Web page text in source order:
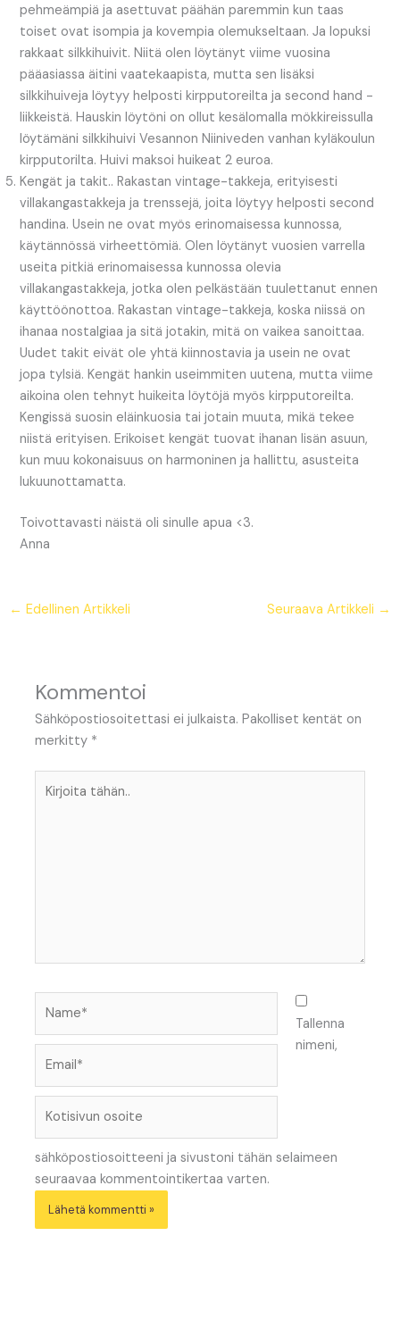
pehmeämpiä ja asettuvat päähän paremmin kun taas
toiset ovat isompia ja kovempia olemukseltaan. Ja lopuksi
rakkaat silkkihuivit. Niitä olen löytänyt viime vuosina
pääasiassa äitini vaatekaapista, mutta sen lisäksi
silkkihuiveja löytyy helposti kirpputoreilta ja second hand -
liikkeistä. Hauskin löytöni on ollut kesälomalla mökkireissulla
löytämäni silkkihuivi Vesannon Niiniveden vanhan kyläkoulun
kirpputorilta. Huivi maksoi huikeat 2 euroa.
Kengät ja takit.. Rakastan vintage-takkeja, erityisesti
villakangastakkeja ja trenssejä, joita löytyy helposti second
handina. Usein ne ovat myös erinomaisessa kunnossa,
käytännössä virheettömiä. Olen löytänyt vuosien varrella
useita pitkiä erinomaisessa kunnossa olevia
villakangastakkeja, jotka olen pelkästään tuulettanut ennen
käyttöönottoa. Rakastan vintage-takkeja, koska niissä on
ihanaa nostalgiaa ja sitä jotakin, mitä on vaikea sanoittaa.
Uudet takit eivät ole yhtä kiinnostavia ja usein ne ovat
jopa tylsiä. Kengät hankin useimmiten uutena, mutta viime
aikoina olen tehnyt huikeita löytöjä myös kirpputoreilta.
Kengissä suosin eläinkuosia tai jotain muuta, mikä tekee
niistä erityisen. Erikoiset kengät tuovat ihanan lisän asuun,
kun muu kokonaisuus on harmoninen ja hallittu, asusteita
lukuunottamatta.
Toivottavasti näistä oli sinulle apua <3.
Anna
← Edellinen Artikkeli Seuraava Artikkeli →
Kommentoi
Sähköpostiosoitettasi ei julkaista. Pakolliset kentät on
merkitty *
tähän..
osoite
Tallenna
nimeni,
sähköpostiosoitteeni ja sivustoni tähän selaimeen
seuraavaa kommentointikertaa varten.